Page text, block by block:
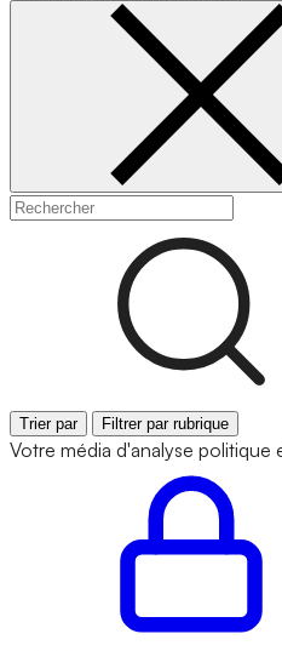
Trier par Filtrer par rubrique
Votre média d'analyse politique